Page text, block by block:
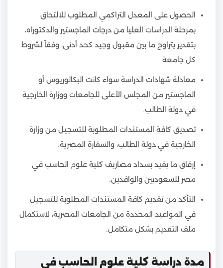
الحصول على المعدل التراكمي المطلوب للالتحاق
بمرحلة الدراسات العليا من درجات الماجستير والدكتوراه،
بتقدير يتراوح ما بين مقبول وجيد كحد أدنى، وفقاً لشروط
كل جامعة.
معادلة شهادات الدراسة سواء كانت البكالوريوس أو
الماجستير من المجلس الأعلى للجامعات ووزارة الخارجية
في دولة الطالب.
تصديق كافة المستندات المطلوبة للتسجيل من وزارة
الخارجية في دولة الطالب، والسفارة المصرية.
إرفاق ما يفيد بسداد مصاريف كلية علوم الحاسب في
مصر للسعوديين والوافدين.
التأكد من تقديم كافة المستندات المطلوبة للتسجيل
في المواعيد المحددة من الجامعات المصرية، لاستكمال
ملف التقديم بشكل متكامل.
مدة دراسة كلية علوم الحاسب في